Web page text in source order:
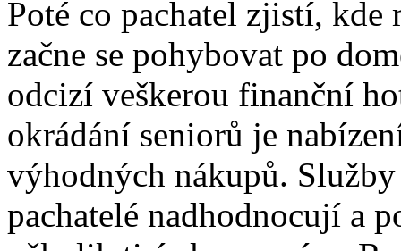
Poté co pachatel zjistí, kde
začne se pohybovat po
odcizí veškerou finanční
okrádání seniorů je
výhodných nákupů.
pachatelé nadhodnocují a